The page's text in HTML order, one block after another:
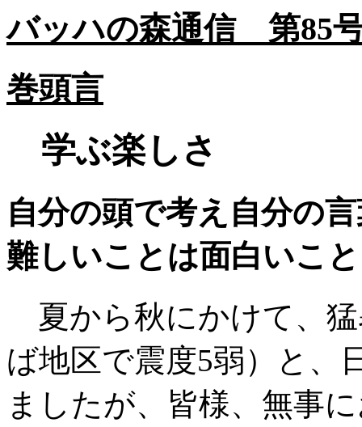
バッハの森通信 第85
巻頭言
学ぶ楽しさ
自分の頭で考え自分の
難しいことは面白いこと
夏から秋にかけて、
ば地区で震度5弱）と、
ましたが、皆様、無事